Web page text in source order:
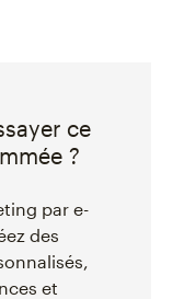
ce
?
par e-
des
et